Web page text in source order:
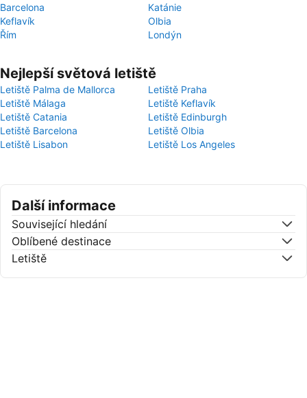
Barcelona
Katánie
Keflavík
Olbia
Řím
Londýn
Nejlepší světová letiště
Letiště Palma de Mallorca
Letiště Praha
Letiště Málaga
Letiště Keflavík
Letiště Catania
Letiště Edinburgh
Letiště Barcelona
Letiště Olbia
Letiště Lisabon
Letiště Los Angeles
Další informace
Související hledání
Oblíbené destinace
Letiště